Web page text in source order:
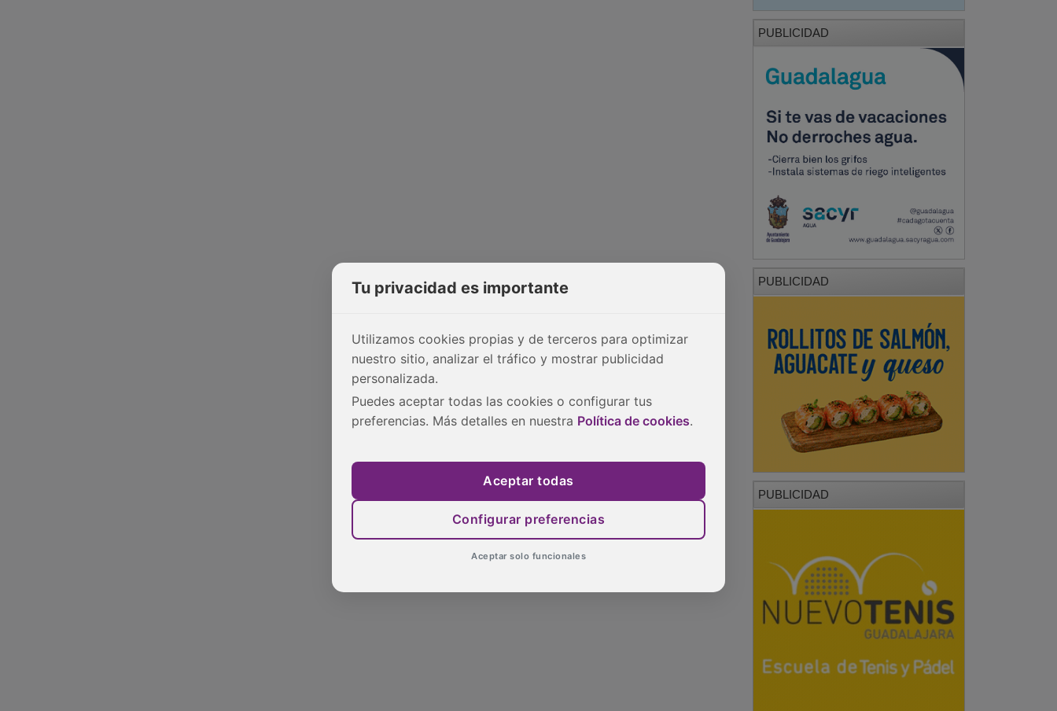
PUBLICIDAD
PUBLICIDAD
PUBLICIDAD
Tu privacidad es importante
Utilizamos cookies propias y de terceros para optimizar
nuestro sitio, analizar el tráfico y mostrar publicidad
personalizada.
Puedes aceptar todas las cookies o configurar tus
preferencias. Más detalles en nuestra Política de cookies.
Aceptar todas
Configurar preferencias
Aceptar solo funcionales